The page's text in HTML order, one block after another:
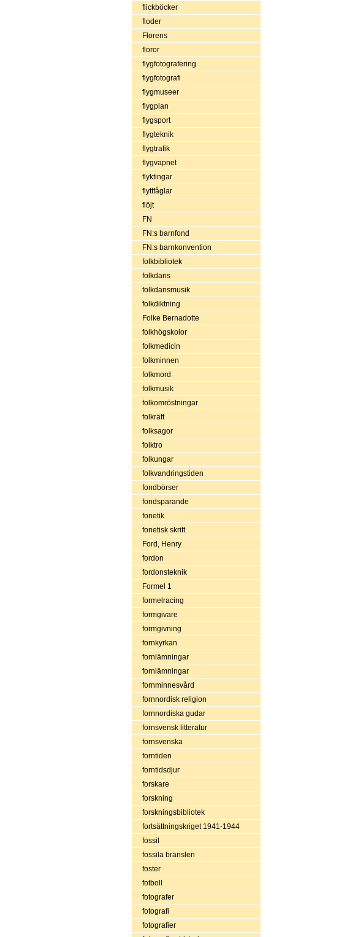
flickböcker
floder
Florens
floror
flygfotografering
flygfotografi
flygmuseer
flygplan
flygsport
flygteknik
flygtrafik
flygvapnet
flyktingar
flyttfåglar
flöjt
FN
FN:s barnfond
FN:s barnkonvention
folkbibliotek
folkdans
folkdansmusik
folkdiktning
Folke Bernadotte
folkhögskolor
folkmedicin
folkminnen
folkmord
folkmusik
folkomröstningar
folkrätt
folksagor
folktro
folkungar
folkvandringstiden
fondbörser
fondsparande
fonetik
fonetisk skrift
Ford, Henry
fordon
fordonsteknik
Formel 1
formelracing
formgivare
formgivning
fornkyrkan
fornlämningar
fornlämningar
fornminnesvård
fornnordisk religion
fornnordiska gudar
fornsvensk litteratur
fornsvenska
forntiden
forntidsdjur
forskare
forskning
forskningsbibliotek
fortsättningskriget 1941-1944
fossil
fossila bränslen
foster
fotboll
fotografer
fotografi
fotografier